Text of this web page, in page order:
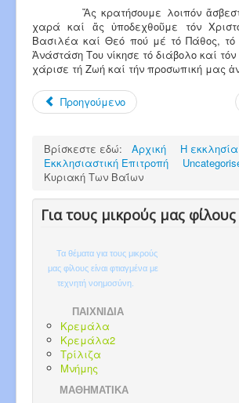
Ἄς κρατήσουμε λοιπόν ἄσβεστη
χαρά καί ἄς ὑποδεχθοῦμε τόν
Βασιλέα καί Θεό πού μέ τό Πάθος, τό
Ἀνάστάση Του νίκησε τό διάβολο καί
χάρισε τή Ζωή καί τήν προσωπική μας
Προηγούμενο
Βρίσκεστε εδώ: Αρχική
Η
Εκκλησιαστική Επιτροπή
Κυριακή Των Βαΐων
Για τους μικρούς μας φίλους
Τα θέματα για τους μικρούς
μας φίλους είναι φτιαγμένα με
τεχνητή νοημοσύνη.
ΠΑΙΧΝΙΔΙΑ
Κρεμάλα
Κρεμάλα2
Τρίλιζα
Μνήμης
ΜΑΘΗΜΑΤΙΚΑ